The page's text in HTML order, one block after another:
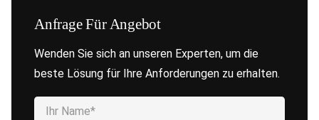
Anfrage Für Angebot
Wenden Sie sich an unseren Experten, um die
beste Lösung für Ihre Anforderungen zu erhalten.